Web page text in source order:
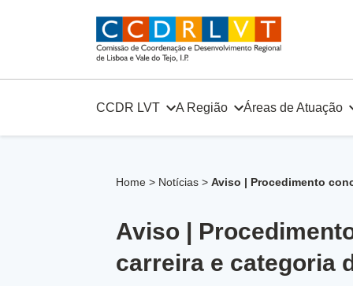
CCDR LVT A Região Áreas de Atuação
Home > Notícias > Aviso | Procedimento
Aviso |
carreira e categoria